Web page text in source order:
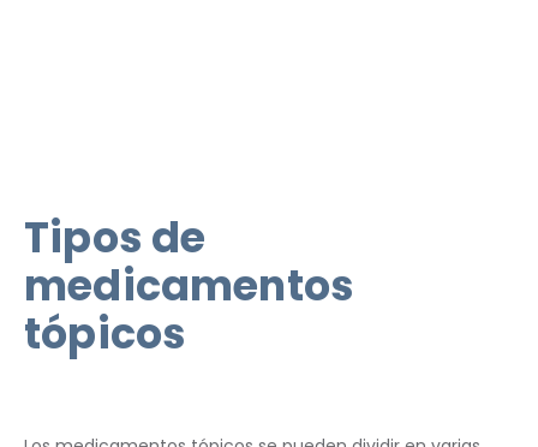
Tipos de
medicamentos
tópicos